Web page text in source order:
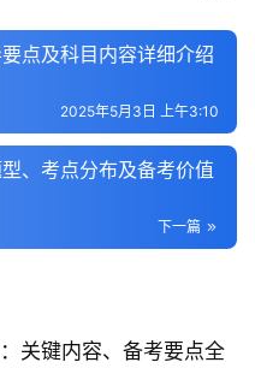
点及科目内容详细介绍
2025年5月3日 上午3:10
、考点分布及备考价值
下一篇
关键内容、备考要点全